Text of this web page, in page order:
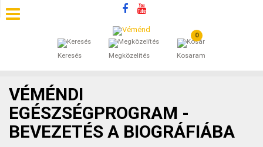
Keresés Megközelítés
0
Kosaram
SZÁLLÁSOK
ÁLTALÁNOS SZERZŐDÉSI FELTÉTELEK
KINCSES BARANYA VÉMÉND
VÉMÉNDI
EGÉSZSÉGPROGRAM -
BEVEZETÉS A BIOGRÁFIÁBA